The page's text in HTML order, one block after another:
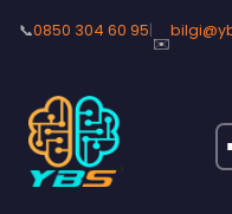
📞0850 304 60 95|
✉️